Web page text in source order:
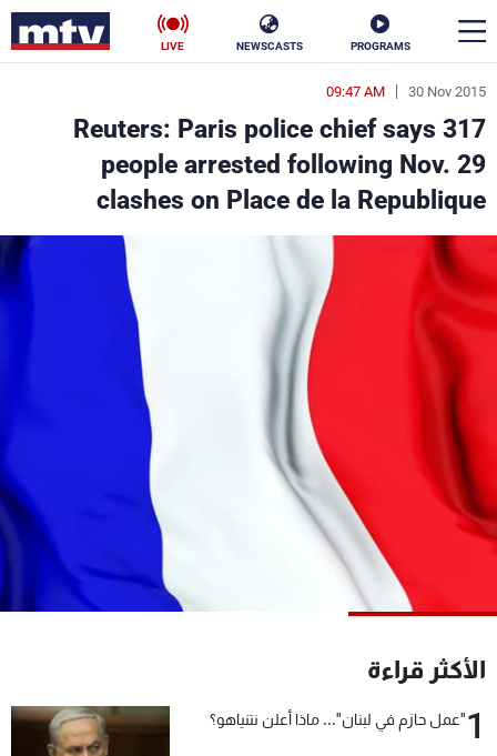
PROGRAMS
NEWSCASTS
LIVE
30 Nov 2015
09:47 AM
Reuters: Paris police chief says 317
people arrested following Nov. 29
clashes on Place de la Republique
الأكثر قراءة
1"عمل حازم في لبنان"... ماذا أعلن نتنياهو؟
en
الأخبار
سياسة ناس
إقتصاد
منوعات
كأس العالم
البرامج
جدول البرامج
شاهد البرامج
لاعلاناتكم